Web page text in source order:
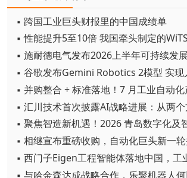
▪ 跨国工业巨头财报里的中国成绩单
▪ 并购整合 + 标准落地！7 月工业自动